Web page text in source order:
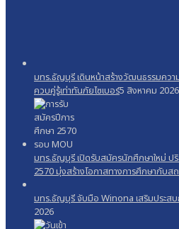
มทร.ธัญบุรี เดินหน้าสร้างวัฒนธรรมค
ควบคู่รู้เท่าทันภัยไซเบอร์5 สิงหาคม 2026
มทร.ธัญบุรี เปิดรับสมัครนักศึกษาใหม่ ป
2570 มุ่งสร้างโอกาสทางการศึกษากับส
มทร.ธัญบุรี จับมือ Winona เสริมประส
2026